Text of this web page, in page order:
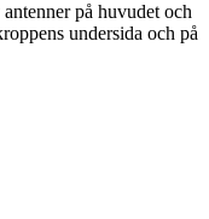
på huvudet och
undersida och på